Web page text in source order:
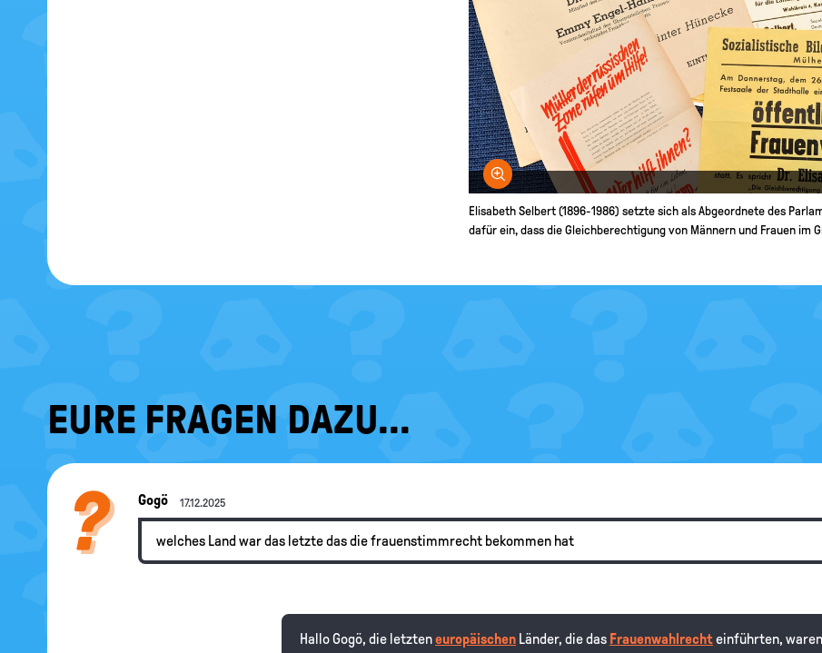
Bild vergrößern
Elisabeth Selbert (1896-1986) setzte sich als Abgeordnete des
dafür ein, dass die Gleichberechtigung von Männern und Frauen im
EURE FRAGEN DAZU...
Gogö 17.12.2025
welches Land war das letzte das die frauenstimmrecht bekommen hat
Hallo Gogö, die letzteneuropäischen Länder, die das Frauenwahlrechteinführten,